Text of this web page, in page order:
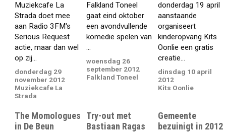
Muziekcafe La
Strada doet mee
aan Radio 3FM's
Serious Request
actie, maar dan wel
op zij...
donderdag 29
november 2012
Muziekcafe La
Strada
Falkland Toneel
gaat eind oktober
een avondvullende
komedie spelen van
...
woensdag 26
september 2012
Falkland Toneel
donderdag 19 april
aanstaande
organiseert
kinderopvang Kits
Oonlie een gratis
creatie...
dinsdag 10 april
2012
Kits Oonlie
The Momologues
in De Beun
Try-out met
Bastiaan Ragas
Gemeente
bezuinigt in 2012